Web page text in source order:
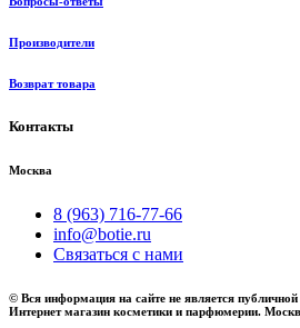
Производители
Возврат товара
Контакты
Москва
8 (963) 716-77-66
info@botie.ru
Связаться с нами
© Вся информация на сайте не является
Интернет магазин косметики и парфюмерии.